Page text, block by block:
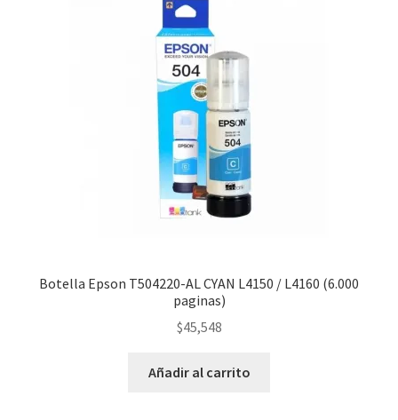
Botella Epson T504220-AL CYAN L4150 / L4160 (6.000
paginas)
$45,548
Añadir al carrito